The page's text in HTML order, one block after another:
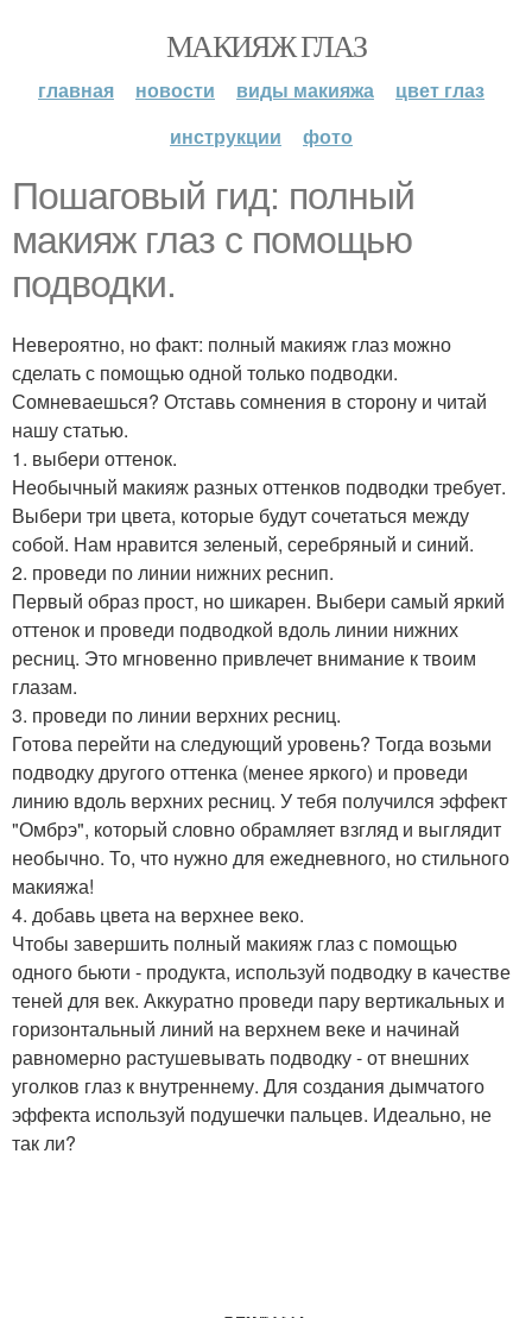
МАКИЯЖ ГЛАЗ
главная новости виды макияжа
цвет глаз
инструкции
фото
Пошаговый гид: полный
макияж глаз с помощью
подводки.
Невероятно, но факт: полный макияж глаз можно
сделать с помощью одной только подводки.
Сомневаешься? Отставь сомнения в сторону и читай
нашу статью.
1. выбери оттенок.
Необычный макияж разных оттенков подводки требует.
Выбери три цвета, которые будут сочетаться между
собой. Нам нравится зеленый, серебряный и синий.
2. проведи по линии нижних реснип.
Первый образ прост, но шикарен. Выбери самый яркий
оттенок и проведи подводкой вдоль линии нижних
ресниц. Это мгновенно привлечет внимание к твоим
глазам.
3. проведи по линии верхних ресниц.
Готова перейти на следующий уровень? Тогда возьми
подводку другого оттенка (менее яркого) и проведи
линию вдоль верхних ресниц. У тебя получился эффект
"Омбрэ", который словно обрамляет взгляд и выглядит
необычно. То, что нужно для ежедневного, но стильного
макияжа!
4. добавь цвета на верхнее веко.
Чтобы завершить полный макияж глаз с помощью
одного бьюти - продукта, используй подводку в качестве
теней для век. Аккуратно проведи пару вертикальных и
горизонтальный линий на верхнем веке и начинай
равномерно растушевывать подводку - от внешних
уголков глаз к внутреннему. Для создания дымчатого
эффекта используй подушечки пальцев. Идеально, не
так ли?